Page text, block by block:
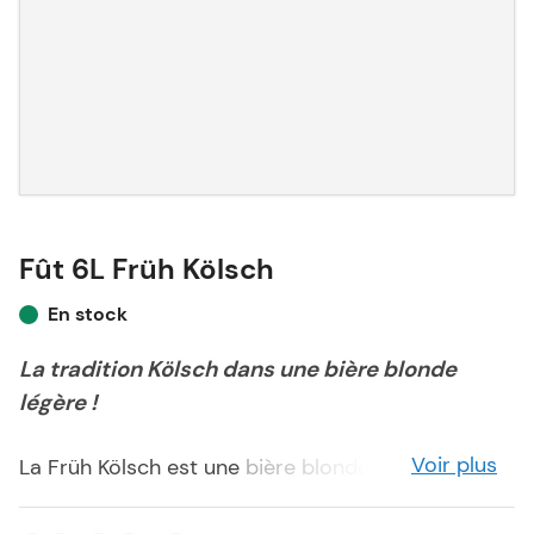
Fût 6L Früh Kölsch
En stock
La tradition Kölsch dans une bière blonde
légère !
La Früh Kölsch est une bière blonde typique de la
ville de Cologne, brassée dans le respect de la
Voir plus